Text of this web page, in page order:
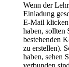
Wenn der
Einladung
E-Mail
haben, sollten
bestehenden
zu erstellen).
haben, sehen
verbunden